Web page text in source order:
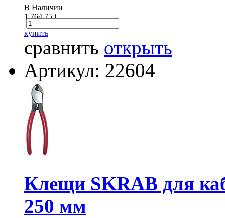
В Наличии
1 764.75i
купить
сравнить открыть
Артикул: 22604
Клещи SKRAB для
250 мм